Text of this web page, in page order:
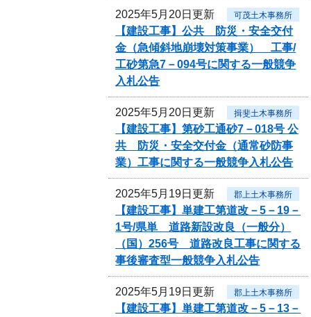
2025年5月20日更新 可茂土木事務所
【建設工事】公共 防災・安全交付
金（急傾斜地崩壊対策事業） 工事/
工砂第急7－094号に関する一般競争
入札公告
2025年5月20日更新 揖斐土木事務所
【建設工事】第砂工通砂7－018号 公
共 防災・安全交付金（通常砂防事
業）工事に関する一般競争入札公告
2025年5月19日更新 郡上土木事務所
【建設工事】単建工第道改－5－19－
1号/県単 道路新設改良（一般分）
（国）256号 道路改良工事に関する
事後審査型一般競争入札公告
2025年5月19日更新 郡上土木事務所
【建設工事】単建工第道改－5－13－